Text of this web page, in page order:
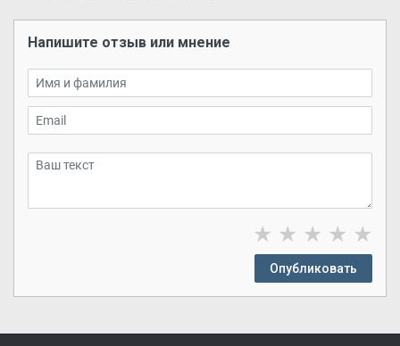
Напишите отзыв или мнение
★ ★ ★ ★ ★
Опубликовать